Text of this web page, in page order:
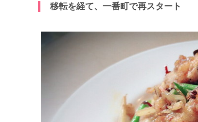
移転を経て、一番町で再スタート